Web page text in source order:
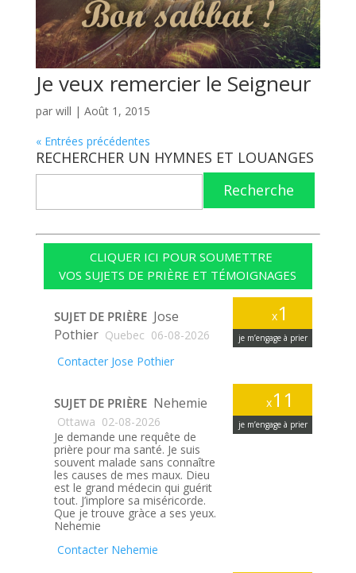
Je veux remercier le Seigneur
par will | Août 1, 2015
« Entrées précédentes
RECHERCHER UN HYMNES ET LOUANGES
Recherche
CLIQUER ICI POUR SOUMETTRE
VOS SUJETS DE PRIÈRE ET TÉMOIGNAGES
x1
je m’engage à prier
SUJET DE PRIÈRE Jose
Pothier Quebec 06-08-2026
Contacter Jose Pothier
x11
je m’engage à prier
SUJET DE PRIÈRE Nehemie
Ottawa 02-08-2026
Je demande une requête de
prière pour ma santé. Je suis
souvent malade sans connaître
les causes de mes maux. Dieu
est le grand médecin qui guérit
tout. J’implore sa miséricorde.
Que je trouve gràce a ses yeux.
Nehemie
Contacter Nehemie